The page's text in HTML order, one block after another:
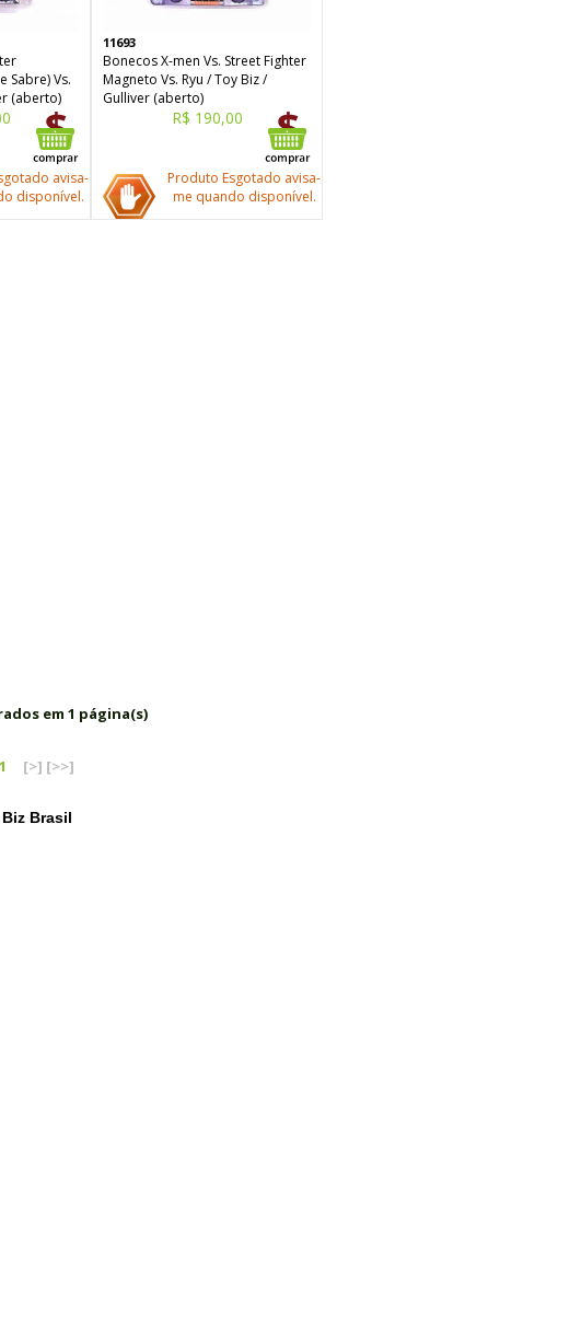
Sabre) Vs.
(aberto)
avisa-
disponível.
11693
Bonecos X-men Vs. Street Fighter
Magneto Vs. Ryu / Toy Biz /
Gulliver (aberto)
R$ 190,00
Produto Esgotado avisa-
me quando disponível.
em 1 página(s)
[>] [>>]
Brasil